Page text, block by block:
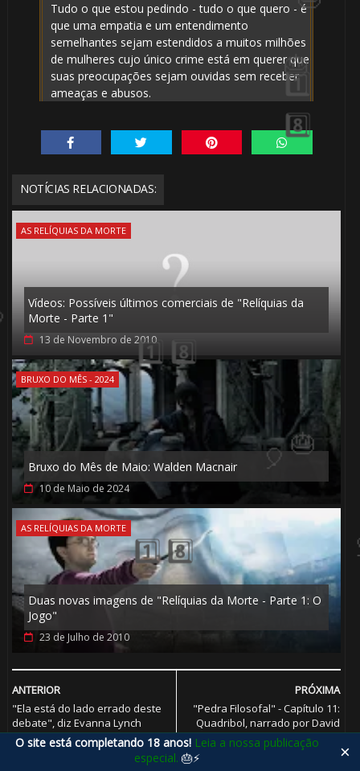
Tudo o que estou pedindo - tudo o que quero - é
que uma empatia e um entendimento
semelhantes sejam estendidos a muitos milhões
de mulheres cujo único crime está em querer que
suas preocupações sejam ouvidas sem receber
ameaças e abusos.
NOTÍCIAS RELACIONADAS:
AS RELÍQUIAS DA MORTE
Vídeos: Possíveis últimos comerciais de "Relíquias da
Morte - Parte 1"
13 de Novembro de 2010
BRUXO DO MÊS - 2024
Bruxo do Mês de Maio: Walden Macnair
10 de Maio de 2024
AS RELÍQUIAS DA MORTE
Duas novas imagens de "Relíquias da Morte - Parte 1: O
Jogo"
23 de Julho de 2010
PRÓXIMA
"Pedra Filosofal" - Capítulo 11:
Quadribol, narrado por David
Tennant e David Beckham
ANTERIOR
"Ela está do lado errado deste
debate", diz Evanna Lynch
sobre comentários de J.K.
Rowling
O site está completando 18 anos! Leia a nossa publicação
especial. 🎂⚡ ×
1️⃣ 8️⃣
1️⃣ 8️⃣ 🎈